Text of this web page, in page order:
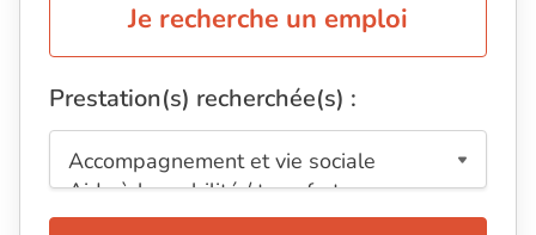
Je recherche un emploi
Prestation(s) recherchée(s) :